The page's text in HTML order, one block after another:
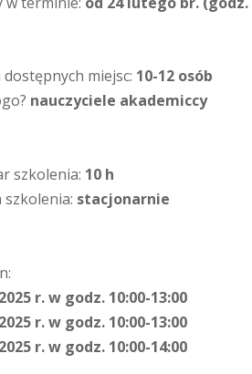
dostępnych miejsc: 10-12 osób
nauczyciele akademiccy
szkolenia: 10 h
szkolenia: stacjonarnie
r. w godz. 10:00-13:00
r. w godz. 10:00-13:00
r. w godz. 10:00-14:00